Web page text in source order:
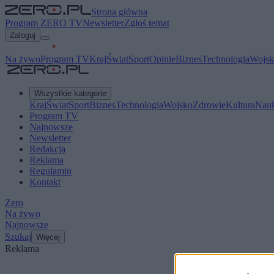
Strona główna
Program ZERO TVNewsletterZgłoś temat
Zaloguj
Na żywoProgram TVKrajŚwiatSportOpinieBiznesTechnologia
Wszystkie kategorie
KrajŚwiatSportBiznesTechnologiaWojskoZdrowieKultura
Program TV
Najnowsze
Newsletter
Redakcja
Reklama
Regulamin
Kontakt
Zero
Na żywo
Najnowsze
Szukaj Więcej
Reklama